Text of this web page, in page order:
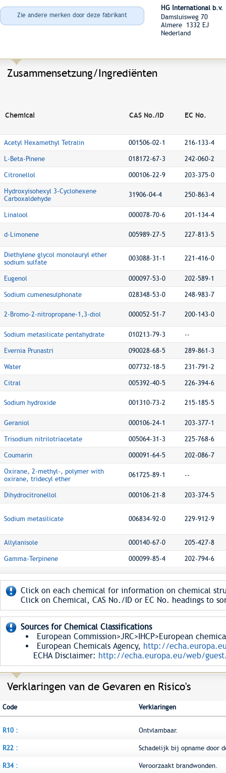
Zie andere merken door deze fabrikant
HG International b.v.
Damsluisweg 70
Almere 1332 EJ
Nederland
Zusammensetzung/Ingrediënten
Chemical CAS No./ID EC No.
Acetyl Hexamethyl Tetralin 001506-02-1 216-133-4
L-Beta-Pinene 018172-67-3 242-060-2
Citronellol 000106-22-9 203-375-0
Hydroxyisohexyl 3-Cyclohexene
Carboxaldehyde
31906-04-4 250-863-4
Linalool 000078-70-6 201-134-4
d-Limonene 005989-27-5 227-813-5
Diethylene glycol monolauryl ether
sodium sulfate
003088-31-1 221-416-0
Eugenol 000097-53-0 202-589-1
Sodium cumenesulphonate 028348-53-0 248-983-7
2-Bromo-2-nitropropane-1,3-diol 000052-51-7 200-143-0
Sodium metasilicate pentahydrate 010213-79-3 --
Evernia Prunastri 090028-68-5 289-861-3
Water 007732-18-5 231-791-2
Citral 005392-40-5 226-394-6
Sodium hydroxide 001310-73-2 215-185-5
Geraniol 000106-24-1 203-377-1
Trisodium nitrilotriacetate 005064-31-3 225-768-6
Coumarin 000091-64-5 202-086-7
Oxirane, 2-methyl-, polymer with
oxirane, tridecyl ether
061725-89-1 --
Dihydrocitronellol 000106-21-8 203-374-5
Sodium metasilicate 006834-92-0 229-912-9
Allylanisole 000140-67-0 205-427-8
Gamma-Terpinene 000099-85-4 202-794-6
Click on each chemical for information on chemical
Click on Chemical, CAS No./ID or EC No. headings to
Sources for Chemical Classifications
European Commission>JRC>IHCP>European
European Chemicals Agency, http://
ECHA Disclaimer: http://echa.europa.eu/web/
Verklaringen van de Gevaren en Risico's
Code Verklaringen
R10 : Ontvlambaar.
R22 : Schadelijk bij opname door
R34 : Veroorzaakt brandwonden.